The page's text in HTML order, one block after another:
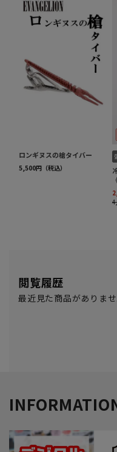
閲覧履歴
最近見た商品がありませ